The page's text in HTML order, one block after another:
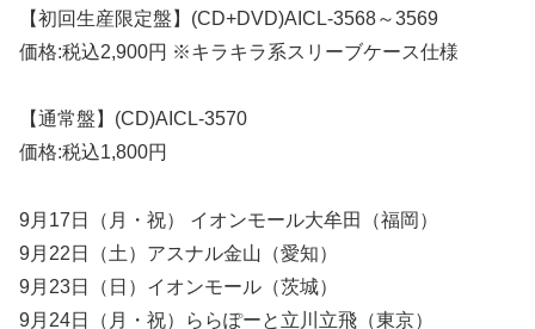
【初回生産限定盤】(CD+DVD)AICL-3568～3569
価格:税込2,900円 ※キラキラ系スリーブケース仕様
【通常盤】(CD)AICL-3570
価格:税込1,800円
9月17日（月・祝） イオンモール大牟田（福岡）
9月22日（土）アスナル金山（愛知）
9月23日（日）イオンモール（茨城）
9月24日（月・祝）ららぽーと立川立飛（東京）